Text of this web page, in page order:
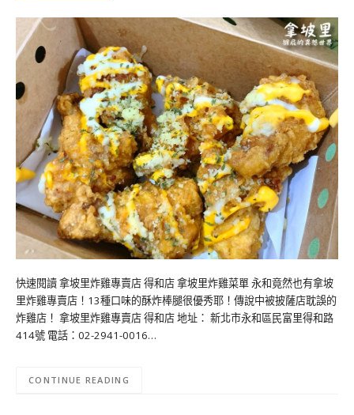
快速閱讀 拿坡里炸雞專賣店 得和店 拿坡里炸雞菜單 永和竟然也有拿坡
里炸雞專賣店！13種口味的酥炸棒腿很優秀耶！傳說中被披薩店耽誤的
炸雞店！ 拿坡里炸雞專賣店 得和店 地址： 新北市永和區民富里得和路
414號 電話：02-2941-0016…
CONTINUE READING